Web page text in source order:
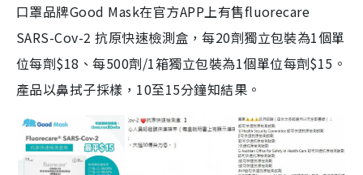
口罩品牌Good Mask在官方APP上有售fluorecare
SARS-Cov-2 抗原快速檢測盒，每20劑獨立包裝為1個單
位每劑$18、每500劑/1箱獨立包裝為1個單位每劑$15。
產品以鼻拭子採樣，10至15分鐘知結果。